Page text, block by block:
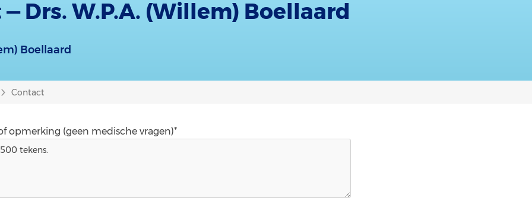
Drs. W.P.A. (Willem) Boellaard
Boellaard
Contact
opmerking (geen medische vragen)*